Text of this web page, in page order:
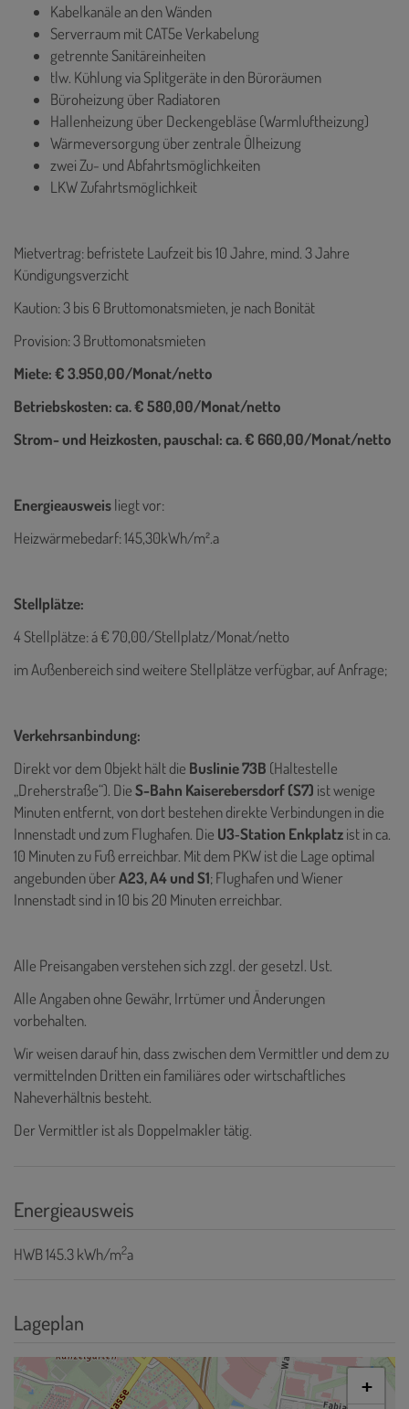
Kabelkanäle an den Wänden
Serverraum mit CAT5e Verkabelung
getrennte Sanitäreinheiten
tlw. Kühlung via Splitgeräte in den Büroräumen
Büroheizung über Radiatoren
Hallenheizung über Deckengebläse (Warmluftheizung)
Wärmeversorgung über zentrale Ölheizung
zwei Zu- und Abfahrtsmöglichkeiten
LKW Zufahrtsmöglichkeit
Mietvertrag: befristete Laufzeit bis 10 Jahre, mind. 3 Jahre
Kündigungsverzicht
Kaution: 3 bis 6 Bruttomonatsmieten, je nach Bonität
Provision: 3 Bruttomonatsmieten
Miete: € 3.950,00/Monat/netto
Betriebskosten: ca. € 580,00/Monat/netto
Strom- und Heizkosten, pauschal: ca. € 660,00/Monat/netto
Energieausweisliegt vor:
Heizwärmebedarf: 145,30kWh/m².a
Stellplätze:
4 Stellplätze: á € 70,00/Stellplatz/Monat/netto
im Außenbereich sind weitere Stellplätze verfügbar, auf Anfrage;
Verkehrsanbindung:
Direkt vor dem Objekt hält die Buslinie 73B (Haltestelle
„Dreherstraße“). DieS-Bahn Kaiserebersdorf (S7) ist wenige
Minuten entfernt, von dort bestehen direkte Verbindungen in die
Innenstadt und zum Flughafen. Die U3‑Station Enkplatzist in ca.
10 Minuten zu Fuß erreichbar. Mit dem PKW ist die Lage optimal
angebunden überA23, A4 und S1; Flughafen und Wiener
Innenstadt sind in 10 bis 20 Minuten erreichbar.
Alle Preisangaben verstehen sich zzgl. der gesetzl. Ust.
Alle Angaben ohne Gewähr, Irrtümer und Änderungen
vorbehalten.
Wir weisen darauf hin, dass zwischen dem Vermittler und dem zu
vermittelnden Dritten ein familiäres oder wirtschaftliches
Naheverhältnis besteht.
Der Vermittler ist als Doppelmakler tätig.
Energieausweis
HWB145.3 kWh/m2a
Lageplan
+